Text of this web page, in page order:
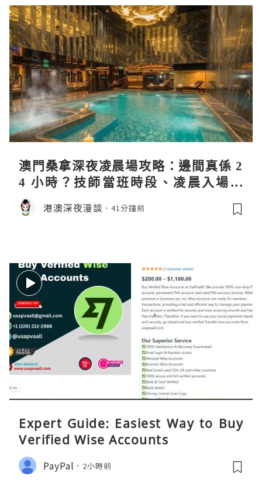
澳門桑拿深夜凌晨場攻略：邊間真係 2
4 小時？技師當班時段、凌晨入場流
程、過夜安排一次過講清
港澳深夜漫談 41分鐘前
Expert Guide: Easiest Way to Buy
Verified Wise Accounts
PayPal 2小時前